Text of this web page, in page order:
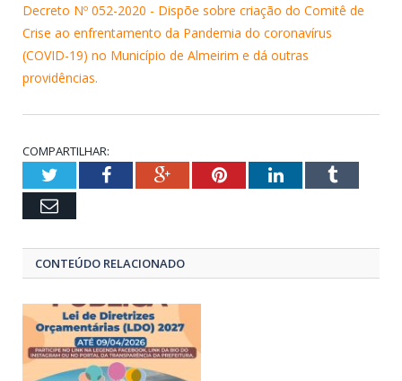
Decreto Nº 052-2020 - Dispõe sobre criação do Comitê de
Crise ao enfrentamento da Pandemia do coronavírus
(COVID-19) no Município de Almeirim e dá outras
providências.
COMPARTILHAR:
TwitterFacebookGoogle+PinterestLinkedInTumblr
Email
CONTEÚDO RELACIONADO